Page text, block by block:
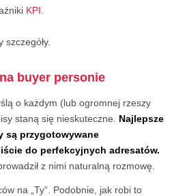
KPI
buyer personie
o każdym (lub ogromnej rzeszy
staną się nieskuteczne. Najlepsze
są przygotowywane
do perfekcyjnych adresatów.
z nimi naturalną rozmowę.
na „Ty”. Podobnie, jak robi to